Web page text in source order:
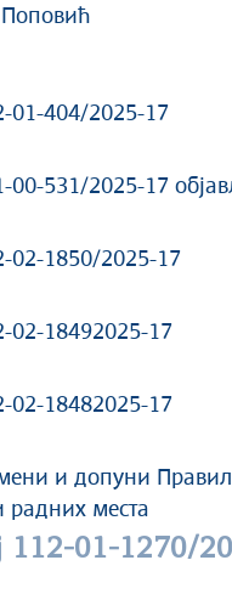
01-404/2025-17
00-531/2025-17
02-1850/2025-17
02-18492025-17
02-18482025-17
и допуни
радних места
112-01-1270/